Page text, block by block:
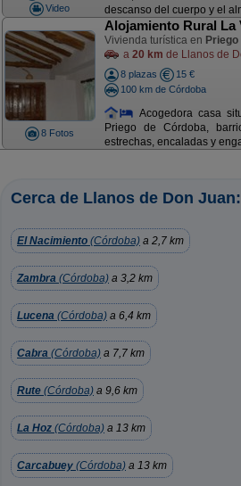
Video
descanso del cuerpo y el
8 Fotos
Alojamiento Rural La
Vivienda turística en
a 20 km de Llanos de
8 plazas
15 €
100 km de Córdoba
Acogedora casa
Priego de Córdoba,
estrechas, encaladas y
Cerca de Llanos de Don Juan:
El Nacimiento (Córdoba) a 2,7 km
Zambra (Córdoba) a 3,2 km
Lucena (Córdoba) a 6,4 km
Cabra (Córdoba) a 7,7 km
Rute (Córdoba) a 9,6 km
La Hoz (Córdoba) a 13 km
Carcabuey (Córdoba) a 13 km